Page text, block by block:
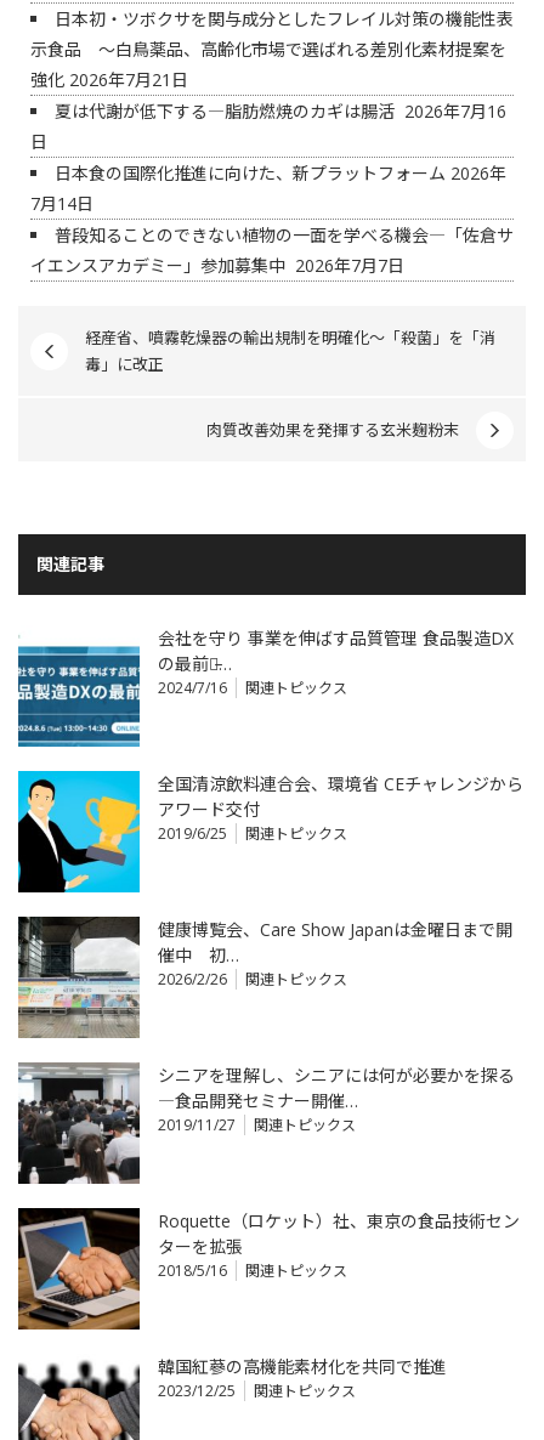
日本初・ツボクサを関与成分としたフレイル対策の機能性表
示食品 ～白鳥薬品、高齢化市場で選ばれる差別化素材提案を
強化 2026年7月21日
夏は代謝が低下する―脂肪燃焼のカギは腸活 2026年7月16
日
日本食の国際化推進に向けた、新プラットフォーム 2026年
7月14日
普段知ることのできない植物の一面を学べる機会―「佐倉サ
イエンスアカデミー」参加募集中 2026年7月7日
経産省、噴霧乾燥器の輸出規制を明確化～「殺菌」を「消
毒」に改正
肉質改善効果を発揮する玄米麹粉末
関連記事
会社を守り 事業を伸ばす品質管理 食品製造DX
の最前線̵…
2024/7/16 関連トピックス
全国清涼飲料連合会、環境省 CEチャレンジから
アワード交付
2019/6/25 関連トピックス
健康博覧会、Care Show Japanは金曜日まで開
催中 初…
2026/2/26 関連トピックス
シニアを理解し、シニアには何が必要かを探る
―食品開発セミナー開催…
2019/11/27 関連トピックス
Roquette（ロケット）社、東京の食品技術セン
ターを拡張
2018/5/16 関連トピックス
韓国紅蔘の高機能素材化を共同で推進
2023/12/25 関連トピックス